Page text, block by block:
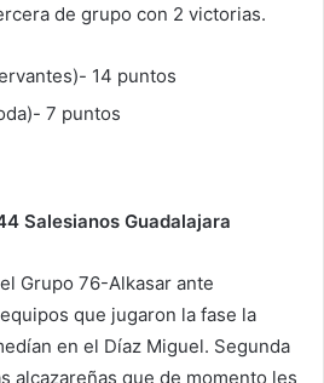
de grupo con 2 victorias.
14 puntos
7 puntos
Salesianos Guadalajara
Grupo 76-Alkasar ante
que jugaron la fase la
en el Díaz Miguel. Segunda
alcazareñas que de momento les